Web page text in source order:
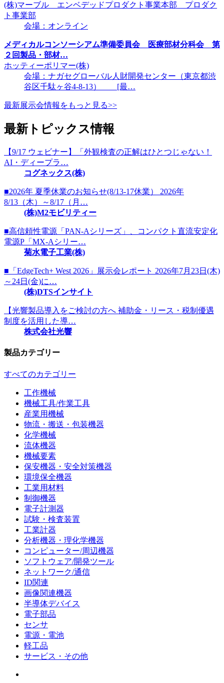
(株)マーブル エンベデッドプロダクト事業本部 プロダク
ト事業部
会場：オンライン
メディカルコンソーシアム準備委員会 医療部材分科会 第
２回製品・部材…
ホッティーポリマー(株)
会場：ナガセグローバル人財開発センター（東京都渋
谷区千駄ヶ谷4-8-13） [最…
最新展示会情報をもっと見る>>
最新トピックス情報
【9/17 ウェビナー】「外観検査の正解はひとつじゃない！
AI・ディープラ…
コグネックス(株)
■2026年 夏季休業のお知らせ(8/13-17休業） 2026年
8/13（木）～8/17（月…
(株)M2モビリティー
■高信頼性電源「PAN-Aシリーズ」、コンパクト直流安定化
電源P「MX-Aシリー…
菊水電子工業(株)
■「EdgeTech+ West 2026」展示会レポート 2026年7月23日(木)
～24日(金)に…
(株)DTSインサイト
【光響製品導入をご検討の方へ 補助金・リース・税制優遇
制度を活用した導…
株式会社光響
製品カテゴリー
すべてのカテゴリー
工作機械
機械工具/作業工具
産業用機械
物流・搬送・包装機器
化学機械
流体機器
機械要素
保安機器・安全対策機器
環境保全機器
工業用材料
制御機器
電子計測器
試験・検査装置
工業計器
分析機器・理化学機器
コンピューター/周辺機器
ソフトウェア/開発ツール
ネットワーク/通信
ID関連
画像関連機器
半導体デバイス
電子部品
センサ
電源・電池
軽工品
サービス・その他